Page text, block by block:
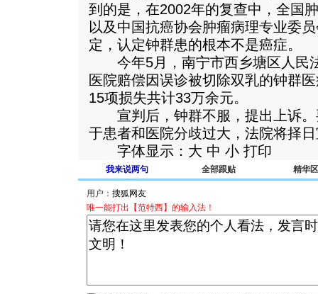
到的是，在2002年的复查中，全国
以及中国抗癌协会肿瘤病理专业委
定，认定钟群患的根本不是癌症。
今年5月，南宁市西乡塘区人民
医院赔偿因误诊被切除双乳的钟群
15项损失共计33万余元。
宣判后，钟群不服，提出上诉。
于患者和医院分歧过大，法院将择
字体显示：大 中 小 打印
我来说两句 全部跟贴 精华区
用户：
唯一能打出【范特西】的输入法！